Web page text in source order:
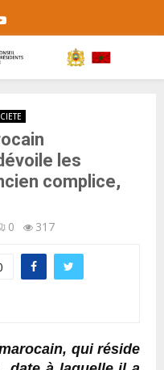
Youtube
les
complice,
0 317
qui réside